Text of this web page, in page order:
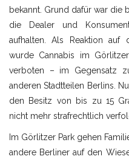
bekannt. Grund dafür war die
die Dealer und
aufhalten. Als Reaktion auf
wurde Cannabis im
verboten – im Gegensatz
anderen Stadtteilen Berlins.
den Besitz von bis zu 15
nicht mehr strafrechtlich
Im Görlitzer Park gehen
andere Berliner auf den